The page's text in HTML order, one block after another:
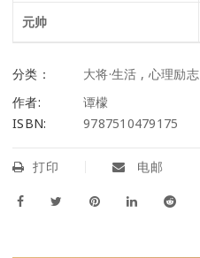
元帅
分类： 大将·生活 , 心理励志
作者:
谭檬
ISBN:
9787510479175
打印 电邮